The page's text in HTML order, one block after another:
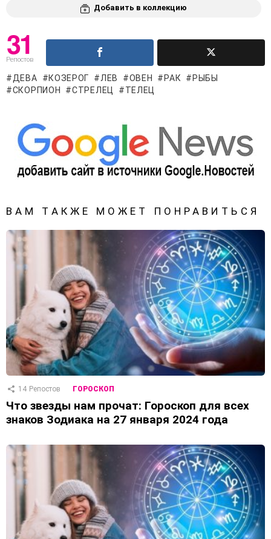
Добавить в коллекцию
31
Репостов
ДЕВА КОЗЕРОГ ЛЕВ ОВЕН РАК
РЫБЫ
СКОРПИОН
СТРЕЛЕЦ ТЕЛЕЦ
ВАМ ТАКЖЕ МОЖЕТ ПОНРАВИТЬСЯ
14 Репостов ГОРОСКОП
Что звезды нам прочат: Гороскоп для всех
знаков Зодиака на 27 января 2024 года